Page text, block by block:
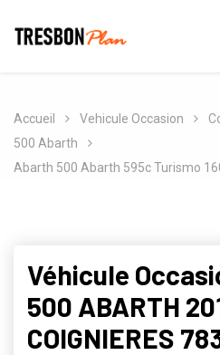
Accueil Vehicule Occasion
500 Abarth
Abarth 500 Abarth 595c Turismo
Véhicule
500 ABARTH
COIGNIERES